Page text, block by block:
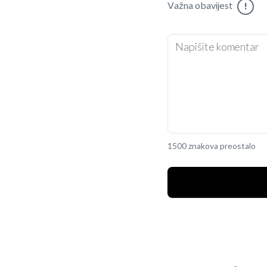
Važna obavijest !
1500 znakova preostalo